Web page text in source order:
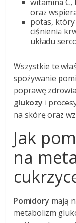
witamina C,
oraz
potas,
ciśnienia
układu
Wszystkie te
spożywanie
poprawę
glukozy i
na skórę oraz
Jak
na
Pomidory mają
metabolizm